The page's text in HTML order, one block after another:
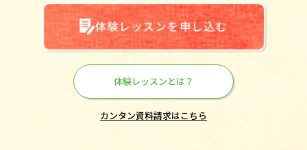
体験レッスンを申し込む
体験レッスンとは？
カンタン資料請求はこちら